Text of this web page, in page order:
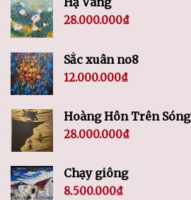
28.000.000₫
Sắc xuân no8
12.000.000₫
Hoàng Hôn Trên Sóng
28.000.000₫
Chạy giông
8.500.000₫